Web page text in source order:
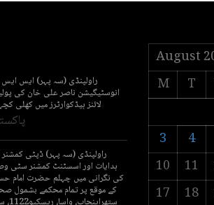
راولپنڈی (سہ پہر) ایس
انوسٹیگیشن ناصر علی خان کی
لائنز ہیڈکوارٹرز میں کھلی
راولپنڈی (سہ پہر) ڈپٹی
ہدایات اور اسسٹنٹ کمشنر سٹی
کی نگرانی میں چہلم حضرت امام
کے موقع پر تمام محکمے بشمول
August
M
T
3
4
10
11
17
18